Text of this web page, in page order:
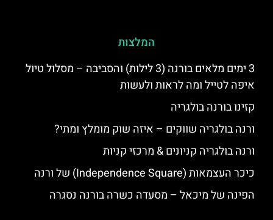
המלצות
3 ימים מלאים בורנה (3 לילות) והסביבה – מסלול טיול
איפה לטייל ומה לראות ולעשות
קזינו בורנה בולגריה
ורנה בולגריה שווקים – איזה שוק מומלץ ומתי?
ורנה בולגריה קניונים & מרכזי קניות
כיכר העצמאות (Independence Square) של ורנה
הפינה של מיכאל – מסעדה כשרה בורנה נסגרה